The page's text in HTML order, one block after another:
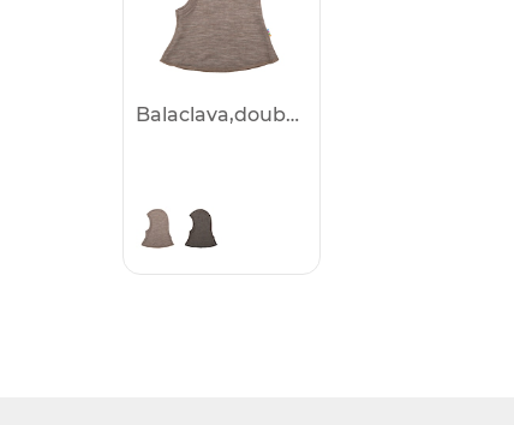
Balaclava,double layer -25%